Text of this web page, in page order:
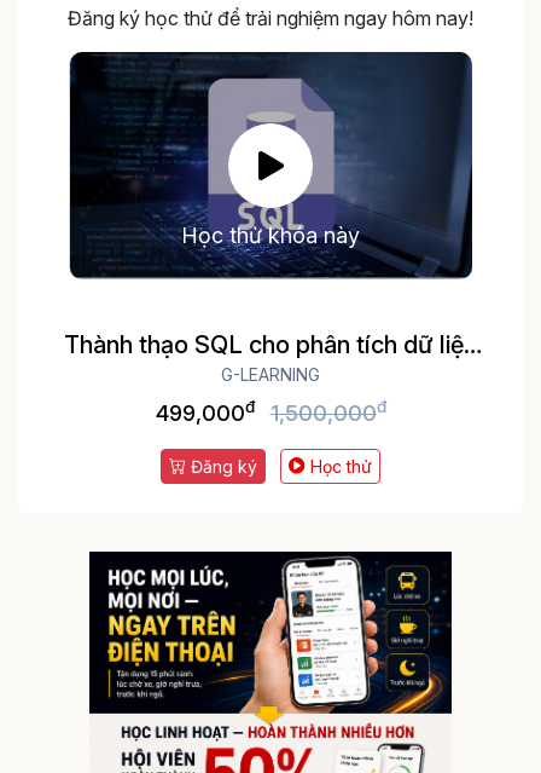
Đăng ký học thử để trải nghiệm ngay hôm nay!
Học thử khóa này
Thành thạo SQL cho phân tích dữ liệu
chỉ trong 8 giờ
G-LEARNING
499,000đ 1,500,000đ
Đăng ký Học thử